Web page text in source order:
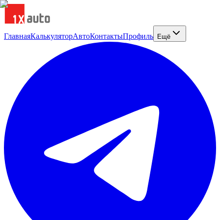
ГлавнаяКалькуляторАвтоКонтактыПрофиль Ещё